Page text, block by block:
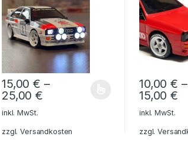
auf. Die Optionen können auf der
15,00€ –
25,00€
Dieses Produkt weist mehrere Varianten auf.
inkl. MwSt.
zzgl.Versandkosten
10,00€ –
15,00€
Dieses
inkl. MwSt.
zzgl.